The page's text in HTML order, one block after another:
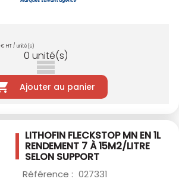
€ HT / unité(s)
0 unité(s)
Ajouter au panier
LITHOFIN FLECKSTOP MN EN 1L
RENDEMENT 7 À 15M2/LITRE
SELON SUPPORT
Référence : 027331